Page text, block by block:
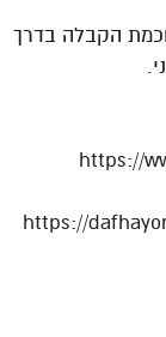
הקבלה בדרך
https://